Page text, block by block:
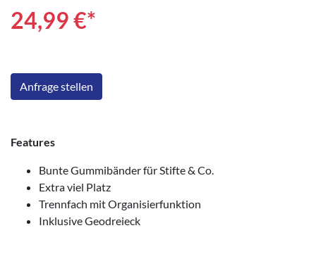
24,99€*
Anfrage stellen
Features
Bunte Gummibänder für Stifte & Co.
Extra viel Platz
Trennfach mit Organisierfunktion
Inklusive Geodreieck